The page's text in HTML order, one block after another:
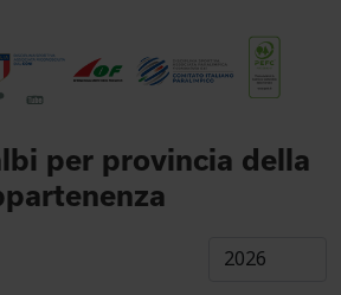
per provincia della